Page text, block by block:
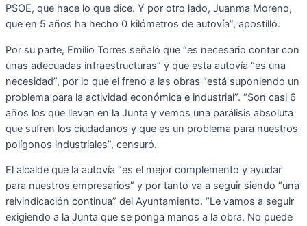
PSOE, que hace lo que dice. Y por otro lado, Juanma Moreno,
que en 5 años ha hecho 0 kilómetros de autovía”, apostilló.
Por su parte, Emilio Torres señaló que “es necesario contar con
unas adecuadas infraestructuras” y que esta autovía “es una
necesidad”, por lo que el freno a las obras “está suponiendo un
problema para la actividad económica e industrial”. “Son casi 6
años los que llevan en la Junta y vemos una parálisis absoluta
que sufren los ciudadanos y que es un problema para nuestros
polígonos industriales”, censuró.
El alcalde que la autovía “es el mejor complemento y ayudar
para nuestros empresarios” y por tanto va a seguir siendo “una
reivindicación continua” del Ayuntamiento. “Le vamos a seguir
exigiendo a la Junta que se ponga manos a la obra. No puede